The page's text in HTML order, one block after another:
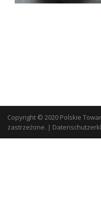
Copyright © 2020 Polskie
zastrzeżone. |